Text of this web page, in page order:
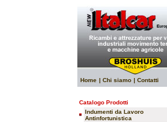
Home | Chi siamo | Contatti
Catalogo Prodotti
Indumenti da Lavoro
Antinfortunistica